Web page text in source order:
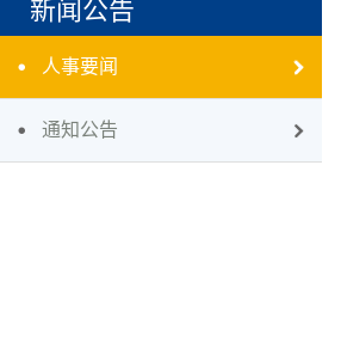
新闻公告
人事要闻
通知公告